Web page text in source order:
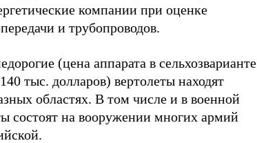
компании при оценке
и трубопроводов.
(цена аппарата в сельхозварианте
тыс. долларов) вертолеты находят
областях. В том числе и в военной
состоят на вооружении многих армий